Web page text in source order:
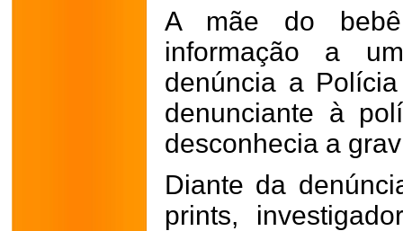
A mãe do
informação a
denúncia a
denunciante à
desconhecia a
Diante da
prints,